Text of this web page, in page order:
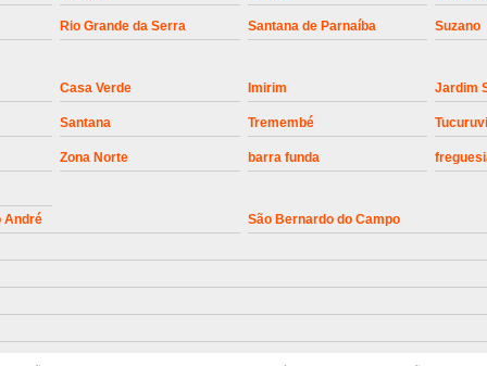
Instalação de Portão de
Instalação de Portões
Instalação de Trava Portão
Conserto de Motor de
Manutenção em Motor de
Manutenção Motor Portão Eletrônico
Rio Grande da Serra Santana de Parnaíba Suzano
Casa Verde Imirim Jardim
Santana Tremembé Tucuruvi
Zona Norte barra funda
André São Bernardo do Campo